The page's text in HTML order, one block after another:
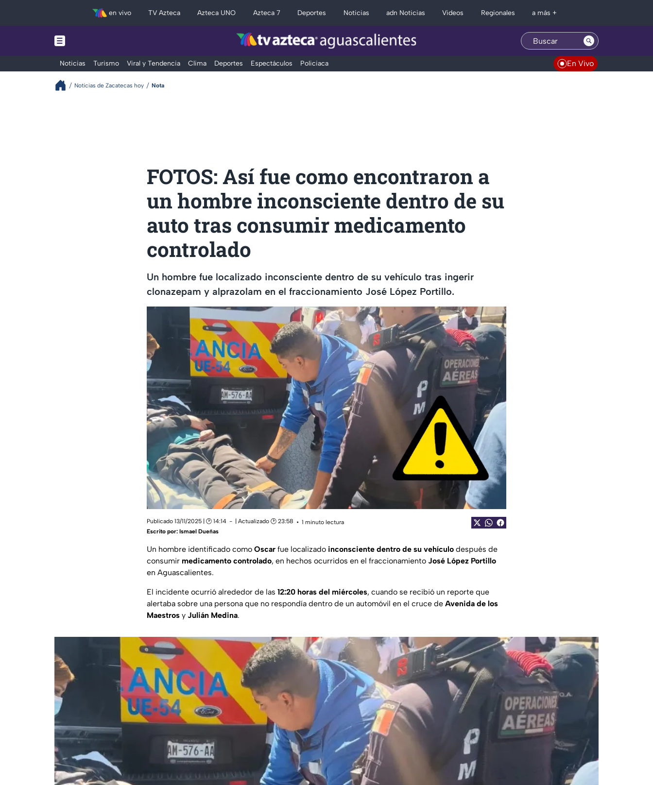
en vivo TV Azteca Azteca UNO Azteca 7 Deportes Noticias adn Noticias Videos Regionales a más +
Noticias Turismo Viral y Tendencia Clima Deportes Espectáculos Policiaca En Vivo
Noticias de Zacatecas hoy Nota
FOTOS: Así fue como encontraron a
un hombre inconsciente dentro de su
auto tras consumir medicamento
controlado
Un hombre fue localizado inconsciente dentro de su vehículo tras ingerir
clonazepam y alprazolam en el fraccionamiento José López Portillo.
Publicado 13/11/2025 | 🕑 14:14 | Actualizado 🕑 23:58
1 minuto lectura
Escrito por: Ismael Dueñas
Un hombre identificado como Oscar fue localizado inconsciente dentro de su vehículo después de
consumir medicamento controlado, en hechos ocurridos en el fraccionamiento José López Portillo
en Aguascalientes.
El incidente ocurrió alrededor de las 12:20 horas del miércoles, cuando se recibió un reporte que
alertaba sobre una persona que no respondía dentro de un automóvil en el cruce de Avenida de los
Maestros y Julián Medina.